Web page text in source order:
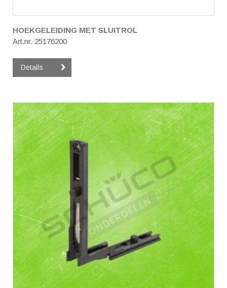
HOEKGELEIDING MET SLUITROL
Art.nr. 25176200
Details